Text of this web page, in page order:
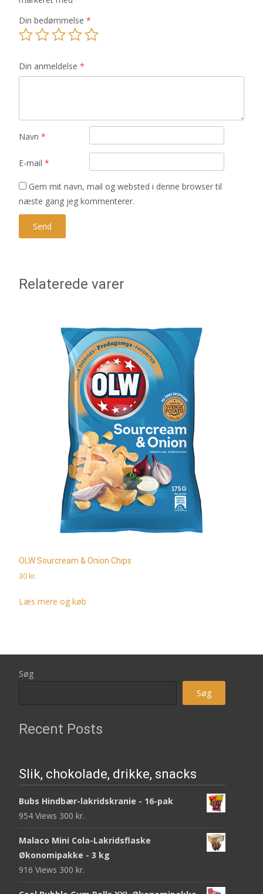
Din bedømmelse *
Din anmeldelse *
Navn *
E-mail *
Gem mit navn, mail og websted i denne browser til
næste gang jeg kommenterer.
Relaterede varer
OLW Sourcream & Onion Chips
30 kr.
Læs mere og køb
Søg
Søg
Recent Posts
Slik, chokolade, drikke, snacks
Bubs Hindbær-lakridskranie - 16-pak
954 Views 300 kr.
Malaco Mini Cola-Lakridsflaske
Økonomipakke - 3 kg
916 Views 300 kr.